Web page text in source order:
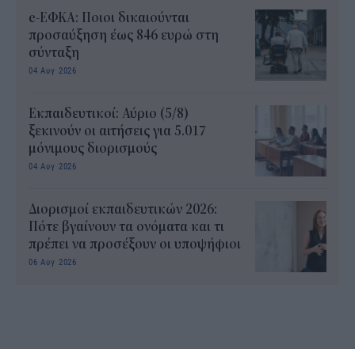
e-ΕΦΚΑ: Ποιοι δικαιούνται
προσαύξηση έως 846 ευρώ στη
σύνταξη
04 Αυγ 2026
Εκπαιδευτικοί: Αύριο (5/8)
ξεκινούν οι αιτήσεις για 5.017
μόνιμους διορισμούς
04 Αυγ 2026
Διορισμοί εκπαιδευτικών 2026:
Πότε βγαίνουν τα ονόματα και τι
πρέπει να προσέξουν οι υποψήφιοι
06 Αυγ 2026